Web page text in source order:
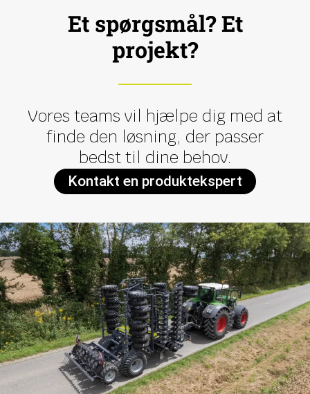
Et spørgsmål? Et
projekt?
Vores teams vil hjælpe dig med at
finde den løsning, der passer
bedst til dine behov.
Kontakt en produktekspert